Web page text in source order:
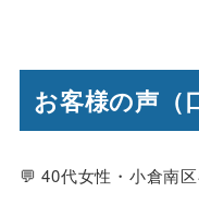
お客様の声（
💬40代女性・小倉南